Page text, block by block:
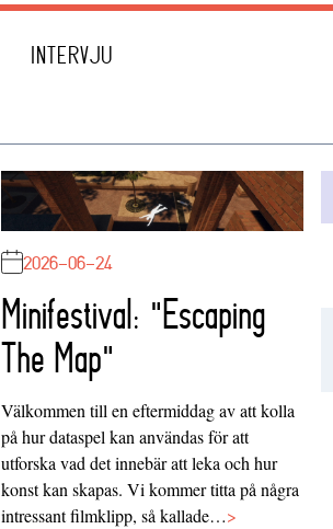
INTERVJU
2026-06-24
Minifestival: "Escaping
The Map"
Välkommen till en eftermiddag av att kolla
på hur dataspel kan användas för att
utforska vad det innebär att leka och hur
konst kan skapas. Vi kommer titta på några
intressant filmklipp, så kallade…>